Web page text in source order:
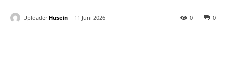
Uploader Husein 11 Juni 2026 0
0